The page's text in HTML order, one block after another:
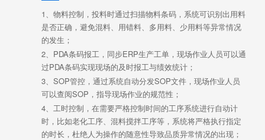
1、物料控制，投料时通过扫描物料条码，系统可识别出用料
是否正确，避免混料、用错料、多用料、少用料等异常情况
的发生；
2、PDA条码报工，同步ERP生产工单，现场作业人员可以通
过PDA条码实现现场的及时报工与绩效统计；
3、SOP管控，通过系统自动分发SOP文件，现场作业人员
可以查阅SOP，指导现场作业的规范性；
4、工时控制，在需要严格控制时间的工序系统进行自动计
时，比如老化工序、混料搅拌工序等，系统将严格执行指定
的时长，杜绝人为操作的随意性导致品质异常情况的出现；